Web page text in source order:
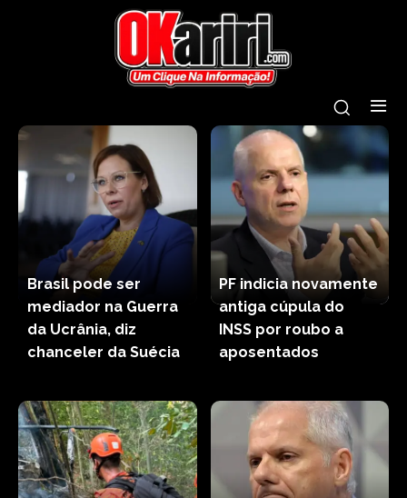
Brasil pode ser
mediador na Guerra
da Ucrânia, diz
chanceler da Suécia
PF indicia novamente
antiga cúpula do
INSS por roubo a
aposentados